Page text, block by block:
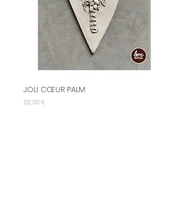
JOLI CŒUR PALM
Prix
20,00 €